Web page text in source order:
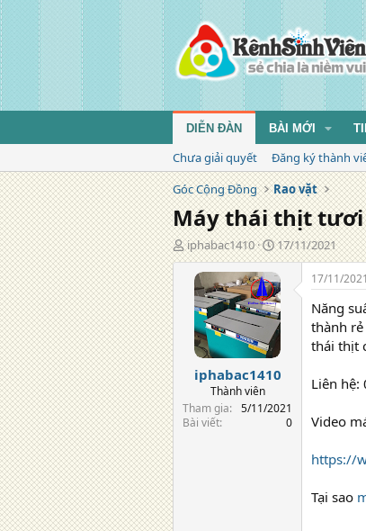
DIỄN ĐÀN BÀI MỚI
Chưa giải quyết
Đăng ký thành
Góc Cộng Đồng
Rao vặt
Máy thái thịt tươi
T
á
iphabac1410
N
g
à
y
đ
ă
g
17/11/2021
iphabac1410
Thành viên
Tham gia
5/11/2021
Bài viết
0
17/11/2021
Năng
thành
thái thịt
Liên
Video
https://
Tại sao